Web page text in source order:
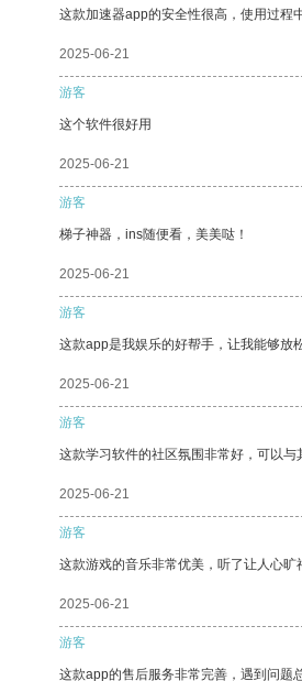
这款加速器app的安全性很高，使用过程
2025-06-21
游客
这个软件很好用
2025-06-21
游客
梯子神器，ins随便看，美美哒！
2025-06-21
游客
这款app是我娱乐的好帮手，让我能够放
2025-06-21
游客
这款学习软件的社区氛围非常好，可以与
2025-06-21
游客
这款游戏的音乐非常优美，听了让人心旷
2025-06-21
游客
这款app的售后服务非常完善，遇到问题